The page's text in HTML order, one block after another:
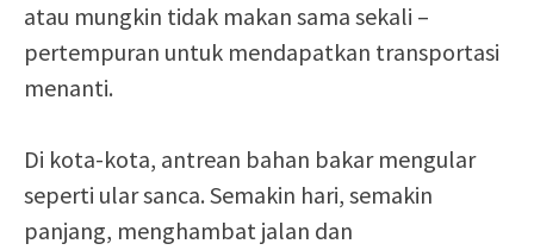
atau mungkin tidak makan sama sekali –
pertempuran untuk mendapatkan transportasi
menanti.
Di kota-kota, antrean bahan bakar mengular
seperti ular sanca. Semakin hari, semakin
panjang, menghambat jalan dan